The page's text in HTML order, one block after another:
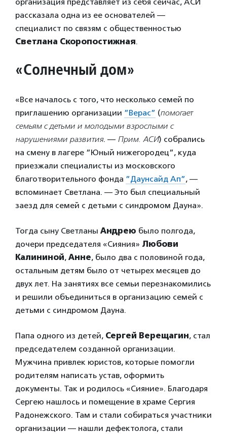
рассказала одна из ее основателей —
специалист по связям с общественностью
Светлана Скоропостижная.
«Солнечный дом»
«Все началось с того, что несколько семей по
приглашению организации ”Верас” (помогает
семьям с детьми и молодыми взрослыми с
нарушениями развития. — Прим. АСИ) собрались
на смену в лагере ”Юный нижегородец”, куда
приезжали специалисты из московского
благотворительного фонда ”Даунсайд Ап”, —
вспоминает Светлана. — Это был специальный
заезд для семей с детьми с синдромом Дауна».
Тогда сыну Светланы Андрею было полгода,
дочери председателя «Сияния» Любови
Калининой, Анне, было два с половиной года,
остальным детям было от четырех месяцев до
двух лет. На занятиях все семьи перезнакомились
и решили объединиться в организацию семей с
детьми с синдромом Дауна.
Папа одного из детей, Сергей Верещагин, стал
председателем созданной организации.
Мужчина привлек юристов, которые помогли
родителям написать устав, оформить
документы. Так и родилось «Сияние». Благодаря
Сергею нашлось и помещение в храме Сергия
Радонежского. Там и стали собираться участники
организации — нашли дефектолога, стали